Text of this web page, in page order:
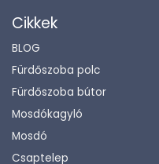
Cikkek
BLOG
Fürdőszoba polc
Fürdőszoba bútor
Mosdókagyló
Mosdó
Csaptelep